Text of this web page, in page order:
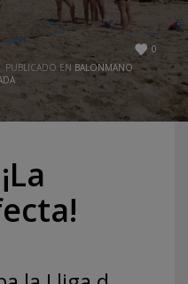
0
PUBLICADO EN BALONMANO